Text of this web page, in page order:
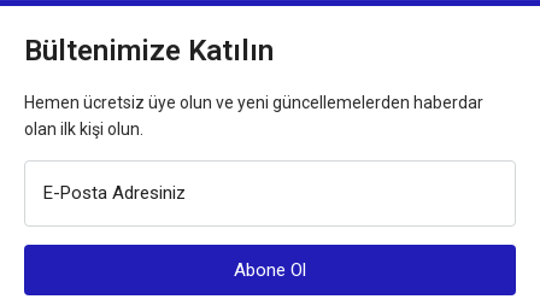
Bültenimize Katılın
Hemen ücretsiz üye olun ve yeni güncellemelerden haberdar
olan ilk kişi olun.
E-Posta Adresiniz